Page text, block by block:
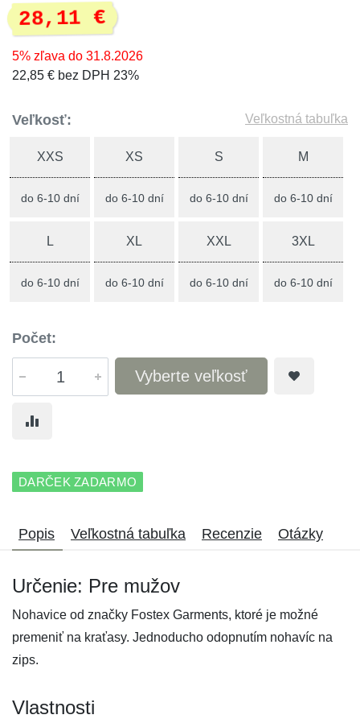
28,11 €
5% zľava do 31.8.2026
22,85 € bez DPH 23%
Veľkosť: Veľkostná tabuľka
XXS
do 6-10 dní
XS
do 6-10 dní
S
do 6-10 dní
M
do 6-10 dní
L
do 6-10 dní
XL
do 6-10 dní
XXL
do 6-10 dní
3XL
do 6-10 dní
Počet:
Vyberte veľkosť
DARČEK ZADARMO
Popis Veľkostná tabuľka Recenzie Otázky
Určenie: Pre mužov
Nohavice od značky Fostex Garments, ktoré je možné
premeniť na kraťasy. Jednoducho odopnutím nohavíc na
zips.
Vlastnosti